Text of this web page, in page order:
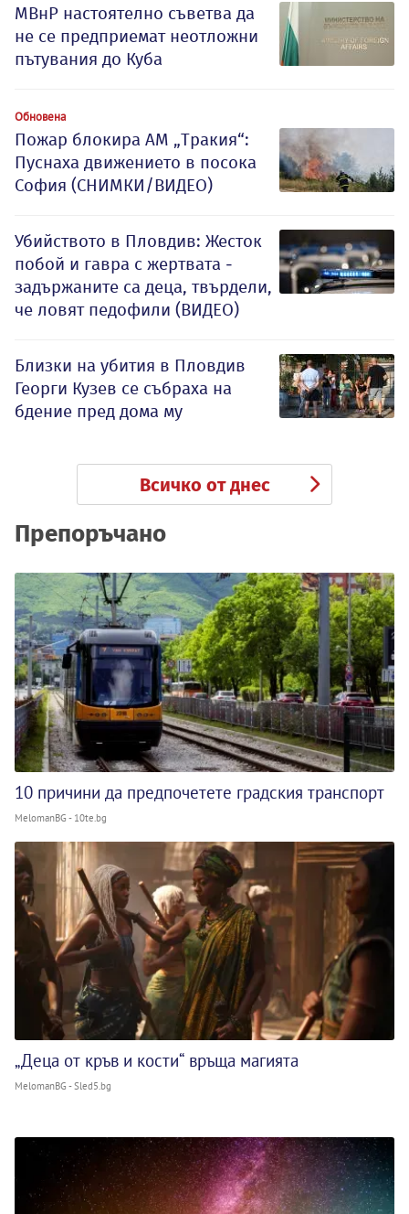
МВнР настоятелно съветва да
не се предприемат неотложни
пътувания до Куба
Обновена
Пожар блокира АМ „Тракия“:
Пуснаха движението в посока
София (СНИМКИ/ВИДЕО)
Убийството в Пловдив: Жесток
побой и гавра с жертвата -
задържаните са деца, твърдели,
че ловят педофили (ВИДЕО)
Близки на убития в Пловдив
Георги Кузев се събраха на
бдение пред дома му
Всичко от днес
Препоръчано
10 причини да предпочетете градския транспорт
MelomanBG - 10te.bg
„Деца от кръв и кости“ връща магията
MelomanBG - Sled5.bg